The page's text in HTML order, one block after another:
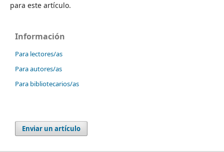
para este artículo.
Información
Para lectores/as
Para autores/as
Para bibliotecarios/as
Enviar un artículo